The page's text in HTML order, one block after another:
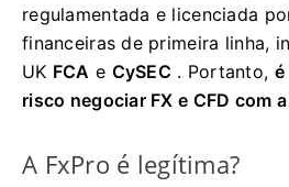
regulamentada e licenciada
financeiras de primeira linha,
UK FCA e CySEC . Portanto, é
risco negociar FX e CFD com
A FxPro é legítima?